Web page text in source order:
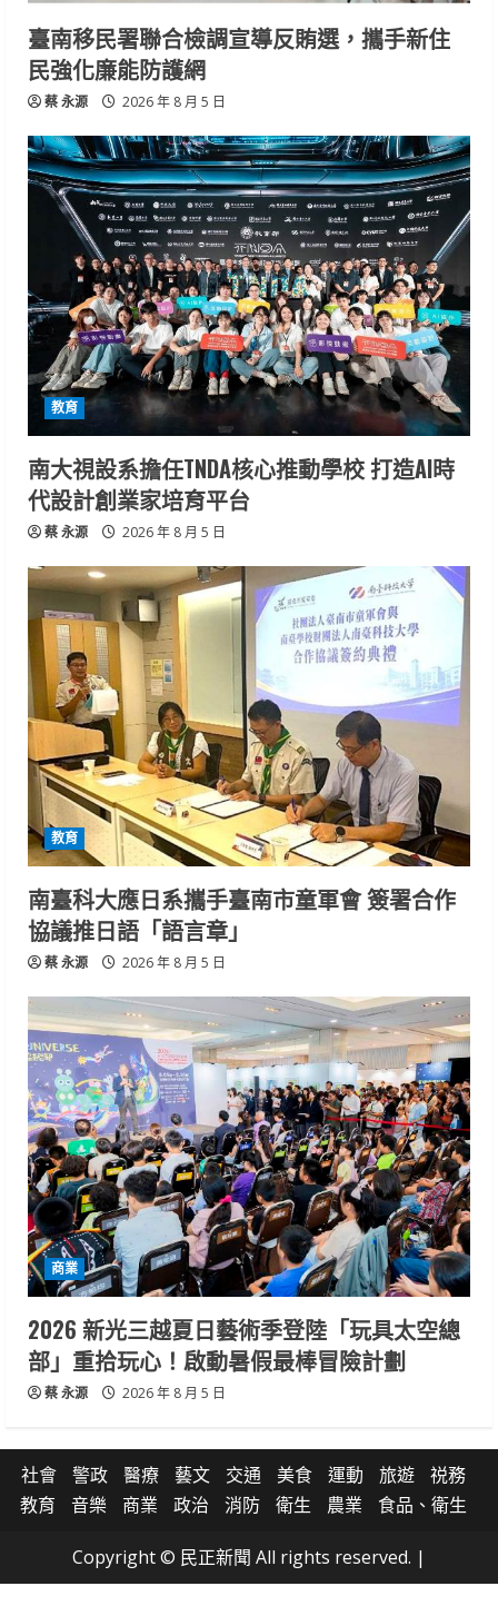
臺南移民署聯合檢調宣導反賄選，攜手新住
民強化廉能防護網
蔡 永源 2026 年 8 月 5 日
教育
南大視設系擔任TNDA核心推動學校 打造AI時
代設計創業家培育平台
蔡 永源 2026 年 8 月 5 日
教育
南臺科大應日系攜手臺南市童軍會 簽署合作
協議推日語「語言章」
蔡 永源 2026 年 8 月 5 日
商業
2026 新光三越夏日藝術季登陸「玩具太空總
部」重拾玩心！啟動暑假最棒冒險計劃
蔡 永源 2026 年 8 月 5 日
社會 警政 醫療 藝文 交通 美食 運動 旅遊
祱務
教育
音樂 商業 政治 消防 衛生 農業 食品、衛生
Copyright © 民正新聞 All rights reserved. |